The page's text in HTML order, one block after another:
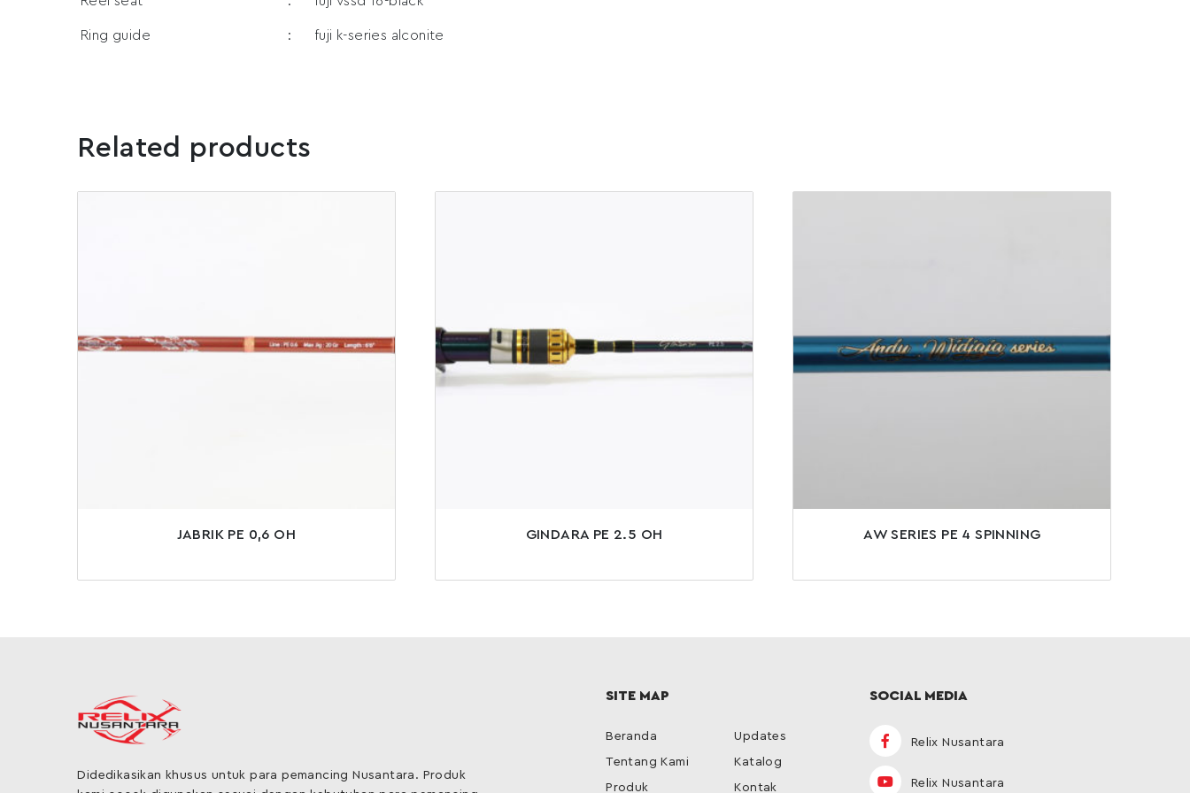
Ring guide : fuji k-series alconite
Related products
JABRIK PE 0,6 OH GINDARA PE 2.5 OH AW SERIES PE 4 SPINNING
Didedikasikan khusus untuk para pemancing Nusantara. Produk
SITE MAP
Beranda
Tentang Kami
Produk
Updates
Katalog
Kontak
SOCIAL MEDIA
Relix Nusantara
Relix Nusantara